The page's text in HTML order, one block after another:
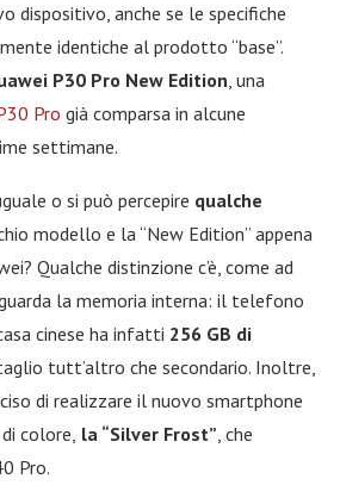
dispositivo, anche se le specifiche
identiche al prodotto “base”.
P30 Pro New Edition, una
Pro già comparsa in alcune
settimane.
o si può percepire qualche
modello e la “New Edition” appena
Qualche distinzione c’è, come ad
la memoria interna: il telefono
cinese ha infatti 256 GB di
tutt’altro che secondario. Inoltre,
di realizzare il nuovo smartphone
colore, la “Silver Frost”, che
Pro.